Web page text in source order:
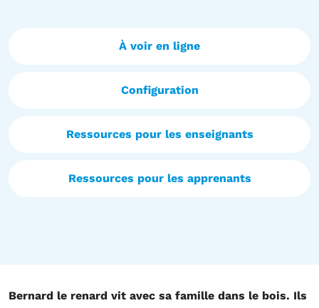
À voir en ligne
Configuration
Ressources pour les enseignants
Ressources pour les apprenants
Bernard le renard vit avec sa famille dans le bois. Ils